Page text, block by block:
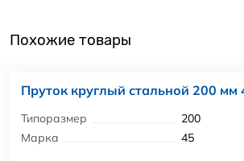
Похожие товары
Пруток круглый стальной 200 мм
Типоразмер
200
Марка
45